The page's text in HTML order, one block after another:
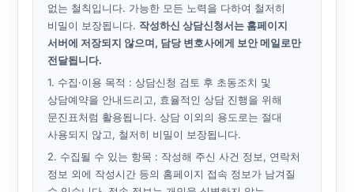
없는 철칙입니다. 가능한 모든 노력을 다하여 철저히
비밀이 보장됩니다. 작성하신 상담신청서는 홈페이지
서버에 저장되지 않으며, 담당 변호사에게 보안 메일로만
전달됩니다.
1. 수집·이용 목적 : 상담신청 검토 후 초동조치 및
상담예약을 안내드리고, 효율적인 상담 진행을 위해
문진표처럼 활용됩니다. 상담 이외의 용도로는 절대
사용되지 않고, 철저히 비밀이 보장됩니다.
2. 수집될 수 있는 항목 : 작성해 주신 사건 정보, 연락처
정보 외에 작성시간 등의 홈페이지 접속 정보가 남겨질